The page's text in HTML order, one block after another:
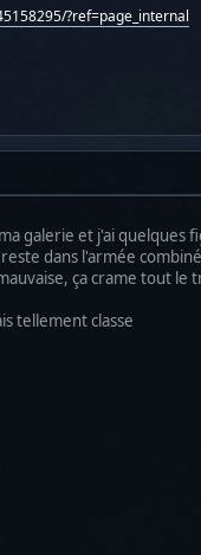
?ref=page_internal
galerie et j'ai quelques
dans l'armée
ça crame tout le
tellement classe